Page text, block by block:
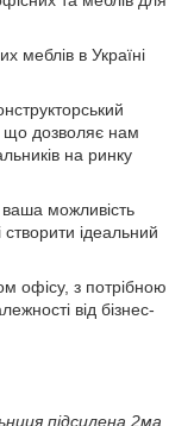
меблів в Україні
що дозволяє нам
на ринку
можливість
ідеальний
офісу, з потрібною
від бізнес-
підсилена 2ма